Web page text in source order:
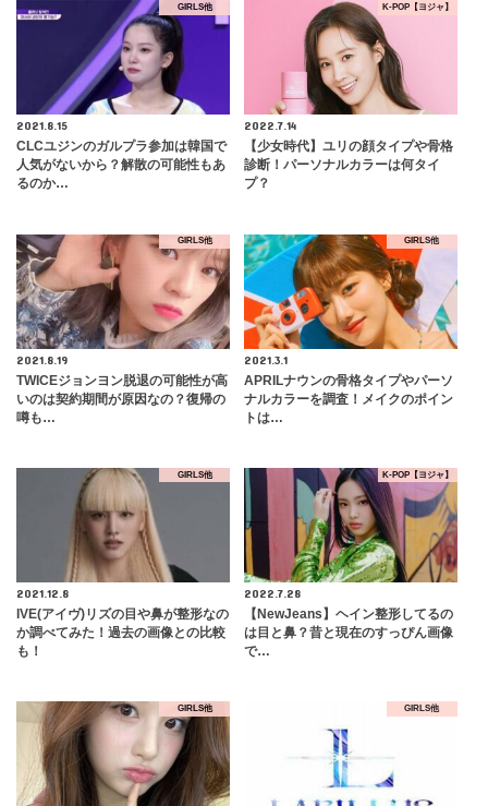
GIRLS他
2021.8.15
CLCユジンのガルプラ参加は韓国で
人気がないから？解散の可能性もあ
るのか…
K-POP【ヨジャ】
2022.7.14
【少女時代】ユリの顔タイプや骨格
診断！パーソナルカラーは何タイ
プ？
GIRLS他
2021.8.19
TWICEジョンヨン脱退の可能性が高
いのは契約期間が原因なの？復帰の
噂も…
GIRLS他
2021.3.1
APRILナウンの骨格タイプやパーソ
ナルカラーを調査！メイクのポイン
トは…
GIRLS他
2021.12.8
IVE(アイヴ)リズの目や鼻が整形なの
か調べてみた！過去の画像との比較
も！
K-POP【ヨジャ】
2022.7.28
【NewJeans】ヘイン整形してるの
は目と鼻？昔と現在のすっぴん画像
で…
GIRLS他 GIRLS他